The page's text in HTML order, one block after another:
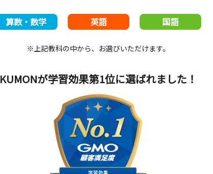
算数・数学 英語 国語
※上記教科の中から、お選びいただけます。
KUMONが学習効果第1位に選ばれました！